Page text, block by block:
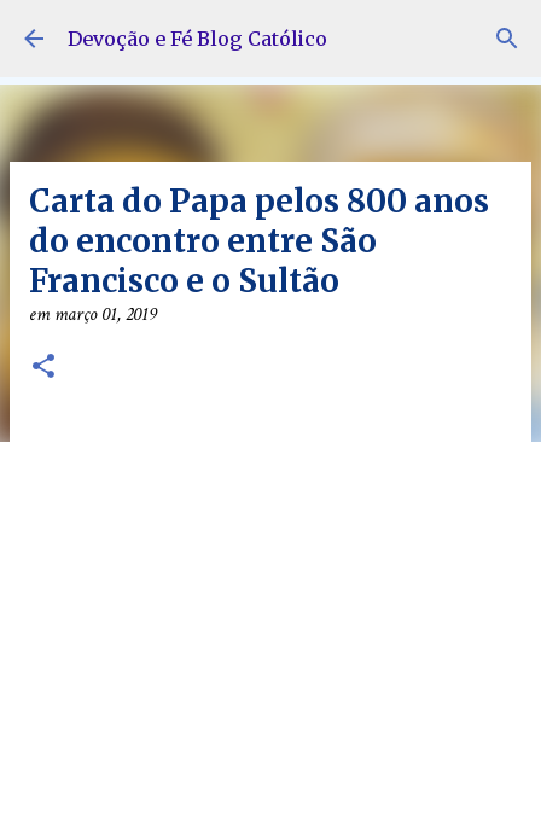
Pular para o conteúdo principal
Devoção e Fé Blog Católico
Carta do Papa pelos 800 anos
do encontro entre São
Francisco e o Sultão
emmarço 01, 2019